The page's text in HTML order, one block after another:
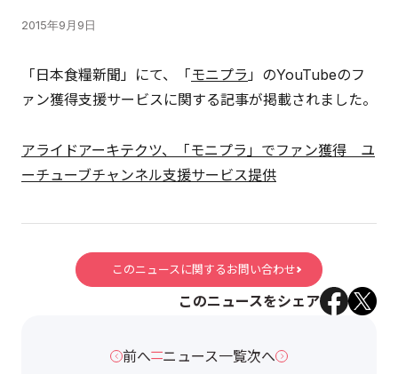
2015年9月9日
「日本食糧新聞」にて、「モニプラ 」のYouTubeのフ
ァン獲得支援サービスに関する記事が掲載されました。
アライドアーキテクツ、「モニプラ」でファン獲得 ユ
ーチューブチャンネル支援サービス提供
このニュースに関するお問い合わせ
このニュースをシェア
前へ ニュース一覧次へ